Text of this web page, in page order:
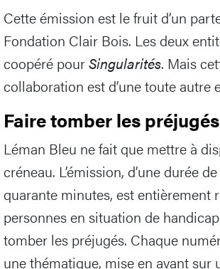
Cette émission est le fruit d’un
Fondation Clair Bois. Les deux
coopéré pourSingularités. Mais
collaboration est d’une toute autre
Faire tomber les préjugés
Léman Bleu ne fait que mettre à
créneau. L’émission, d’une durée
quarante minutes, est entièrement
personnes en situation de
tomber les préjugés. Chaque
une thématique, mise en avant sur